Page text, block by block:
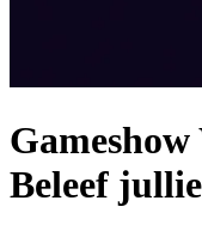
Gameshow
Beleef